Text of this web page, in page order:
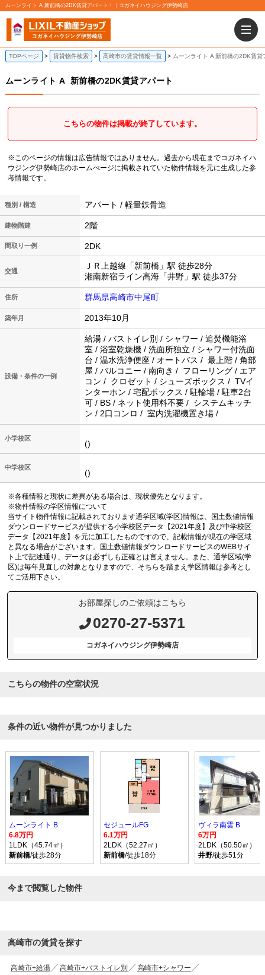
ムーンライト A 新前橋の2DK賃貸アパート！｜コガネイハウジング伊勢崎店
TOPページ 賃貸物件検索 高崎市の賃貸情報一覧 ムーンライト A 新前橋の2DK賃貸
ムーンライト A 新前橋の2DK賃貸アパート
こちらの物件は掲載が終了しています。
※このページの情報は広告情報ではありません。過去から現在までコガネイハ
ウジング伊勢崎店のホームぺージに掲載されていた物件情報を元に生成した参
考情報です。
種別 / 構造 アパート / 軽量鉄骨造
建物階建 2階
間取り一例 2DK
交通
ＪＲ上越線「新前橋」駅 徒歩28分
湘南新宿ライン高海「井野」駅 徒歩37分
住所 群馬県高崎市中尾町
築年月 2013年10月
設備・条件の一例
給湯 / バストイレ別 / シャワー / 追焚機能浴
室 / 浴室乾燥機 / 洗面所独立 / シャワー付洗面
台 / 温水洗浄便座 / オートバス / 最上階 / 角部
屋 / バルコニー / 南向き / フローリング / エア
コン / クロゼット / シューズボックス / TVイ
ンターホン / 宅配ボックス / 駐輪場 / 駐車2台
可 / BS / ネット使用料不要 / システムキッチ
ン / 2口コンロ / 室内洗濯機置き場 /
小学校区
()
中学校区
()
※各種情報と現状に差異がある場合は、現状優先となります。
※物件情報の学区情報について
当サイト物件情報に記載されております通学区域(学区)情報は、国土数値情報
ダウンロードサービスが提供する小学校区データ【2021年度】及び中学校区
データ【2021年度】を元に加工したものですので、記載情報が現在の学区域
と異なる場合がございます。国土数値情報ダウンロードサービスのWEBサイ
ト上で記述通り、データは必ずしも正確とは言えません。また、通学区域(学
区)は毎年見直しの対象となりますので、そちらを踏まえ学区情報は参考とし
てご活用下さい。
お部屋探しのご依頼はこちら
0270-27-5371
コガネイハウジング伊勢崎店
こちらの物件の空室状況
条件の近い物件が見つかりました
ムーンライト B
6.8万円
1LDK（45.74㎡）
新前橋/徒歩28分
セジュールFG
6.1万円
2LDK（52.27㎡）
新前橋/徒歩18分
ヴィラ南雲 B
6万円
2LDK（50.50㎡）
井野/徒歩51分
今まで閲覧した物件
高崎市の賃貸を探す
高崎市+給湯 高崎市+バストイレ別
高崎市+シャワー